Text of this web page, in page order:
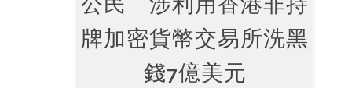
牌加密貨幣交易所洗黑
錢7億美元